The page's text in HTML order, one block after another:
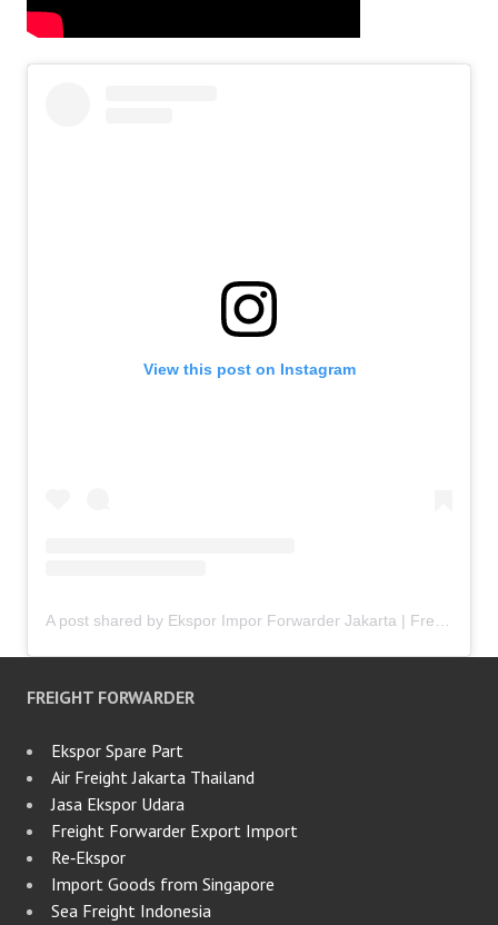
View this post on Instagram
FREIGHT FORWARDER
Ekspor Spare Part
Air Freight Jakarta Thailand
Jasa Ekspor Udara
Freight Forwarder Export Import
Re‑Ekspor
Import Goods from Singapore
Sea Freight Indonesia